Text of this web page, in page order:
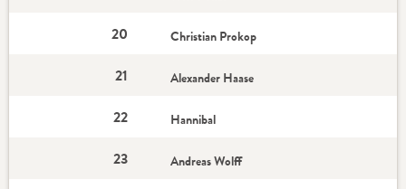
20 Christian Prokop
21 Alexander Haase
22 Hannibal
23 Andreas Wolff